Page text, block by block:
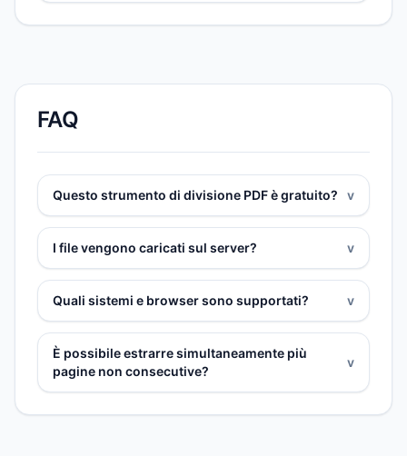
FAQ
Questo strumento di divisione PDF è gratuito? v
I file vengono caricati sul server? v
Quali sistemi e browser sono supportati? v
È possibile estrarre simultaneamente più
pagine non consecutive?
v